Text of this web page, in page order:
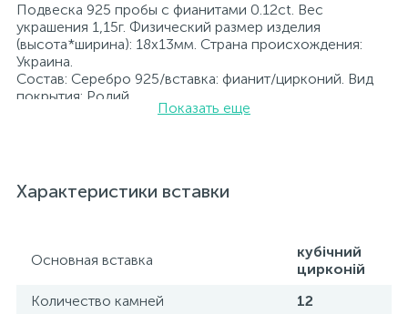
Подвеска 925 пробы с фианитами 0.12ct. Вес
украшения 1,15г. Физический размер изделия
(высота*ширина): 18x13мм. Страна происхождения:
Украина.
Состав: Серебро 925/вставка: фианит/цирконий. Вид
покрытия: Родий
Вставка: фианит/цирконий.
нашем сайте прошли внутренний контроль качества, а
также контроль государственной пробирной службой
прилагаются бирка с указанием всех
параметров.*Цвета изделий на сайте могут
особенностей цветопередачи экрана
Показать еще
Характеристики вставки
Основная вставка
кубічний
цирконій
Количество камней
12